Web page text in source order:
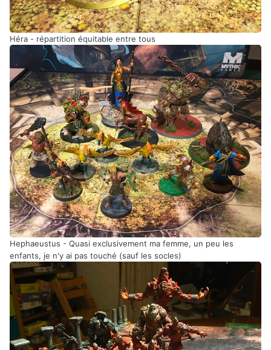
Héra - répartition équitable entre tous
Hephaeustus - Quasi exclusivement ma femme, un peu les
enfants, je n'y ai pas touché (sauf les socles)